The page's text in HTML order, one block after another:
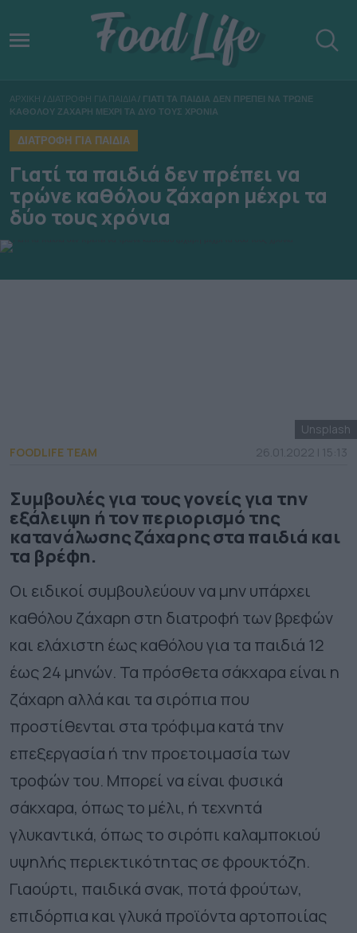
ΑΡΧΙΚΗ / ΔΙΑΤΡΟΦΗ ΓΙΑ ΠΑΙΔΙΑ / ΓΙΑΤΙ ΤΑ ΠΑΙΔΙΑ ΔΕΝ ΠΡΕΠΕΙ ΝΑ ΤΡΩΝΕ
ΚΑΘΟΛΟΥ ΖΑΧΑΡΗ ΜΕΧΡΙ ΤΑ ΔΥΟ ΤΟΥΣ ΧΡΟΝΙΑ
ΔΙΑΤΡΟΦΗ ΓΙΑ ΠΑΙΔΙΑ
Γιατί τα παιδιά δεν πρέπει να
τρώνε καθόλου ζάχαρη μέχρι τα
δύο τους χρόνια
Unsplash
FOODLIFE TEAM
26.01.2022 | 15:13
Συμβουλές για τους γονείς για την
εξάλειψη ή τον περιορισμό της
κατανάλωσης ζάχαρης στα παιδιά και
τα βρέφη.
Οι ειδικοί συμβουλεύουν να μην υπάρχει
καθόλου ζάχαρη στη διατροφή των βρεφών
και ελάχιστη έως καθόλου για τα παιδιά 12
έως 24 μηνών. Τα πρόσθετα σάκχαρα είναι η
ζάχαρη αλλά και τα σιρόπια που
προστίθενται στα τρόφιμα κατά την
επεξεργασία ή την προετοιμασία των
τροφών του. Μπορεί να είναι φυσικά
σάκχαρα, όπως το μέλι, ή τεχνητά
γλυκαντικά, όπως το σιρόπι καλαμποκιού
υψηλής περιεκτικότητας σε φρουκτόζη.
Γιαούρτι, παιδικά σνακ, ποτά φρούτων,
επιδόρπια και γλυκά προϊόντα αρτοποιίας